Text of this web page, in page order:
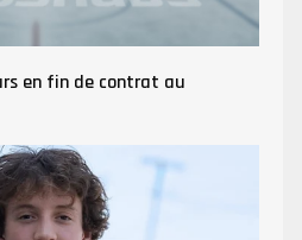
en fin de contrat au